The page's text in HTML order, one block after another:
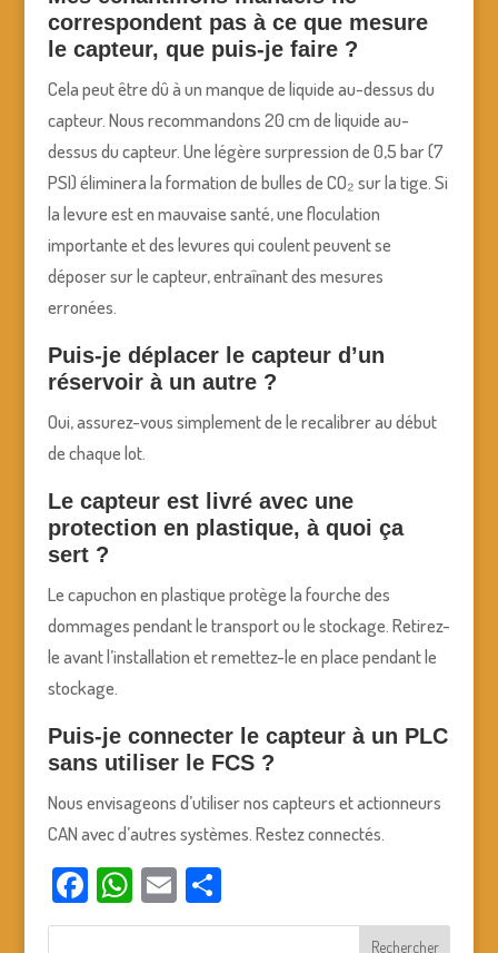
correspondent pas à ce que mesure
le capteur, que puis-je faire ?
Cela peut être dû à un manque de liquide au-dessus du
capteur. Nous recommandons 20 cm de liquide au-
dessus du capteur. Une légère surpression de 0,5 bar (7
PSI) éliminera la formation de bulles de CO₂ sur la tige. Si
la levure est en mauvaise santé, une floculation
importante et des levures qui coulent peuvent se
déposer sur le capteur, entraînant des mesures
erronées.
Puis-je déplacer le capteur d’un
réservoir à un autre ?
Oui, assurez-vous simplement de le recalibrer au début
de chaque lot.
Le capteur est livré avec une
protection en plastique, à quoi ça
sert ?
Le capuchon en plastique protège la fourche des
dommages pendant le transport ou le stockage. Retirez-
le avant l’installation et remettez-le en place pendant le
stockage.
Puis-je connecter le capteur à un PLC
sans utiliser le FCS ?
Nous envisageons d’utiliser nos capteurs et actionneurs
CAN avec d’autres systèmes. Restez connectés.
Facebook
WhatsApp
EmailPartager